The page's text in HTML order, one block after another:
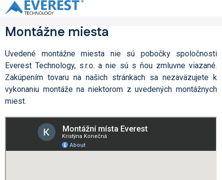
Prejsť
na
Montážne miesta
Uvedené montážne miesta nie sú pobočky spoločnosti
Everest Technology, s.r.o. a nie sú s ňou zmluvne viazané.
Zakúpením tovaru na našich stránkach sa nezaväzujete k
vykonaniu montáže na niektorom z uvedených montážnych
miest.